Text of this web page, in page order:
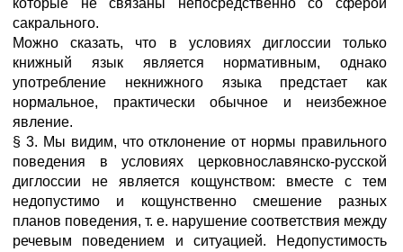
которые не связаны непосредственно со сферой
сакрального.
Можно сказать, что в условиях диглоссии только
книжный язык является нормативным, однако
употребление некнижного языка предстает как
нормальное, практически обычное и неизбежное
явление.
§ 3. Мы видим, что отклонение от нормы правильного
поведения в условиях церковнославянско-русской
диглоссии не является кощунством: вместе с тем
недопустимо и кощунственно смешение разных
планов поведения, т. е. нарушение соответствия между
речевым поведением и ситуацией. Недопустимость